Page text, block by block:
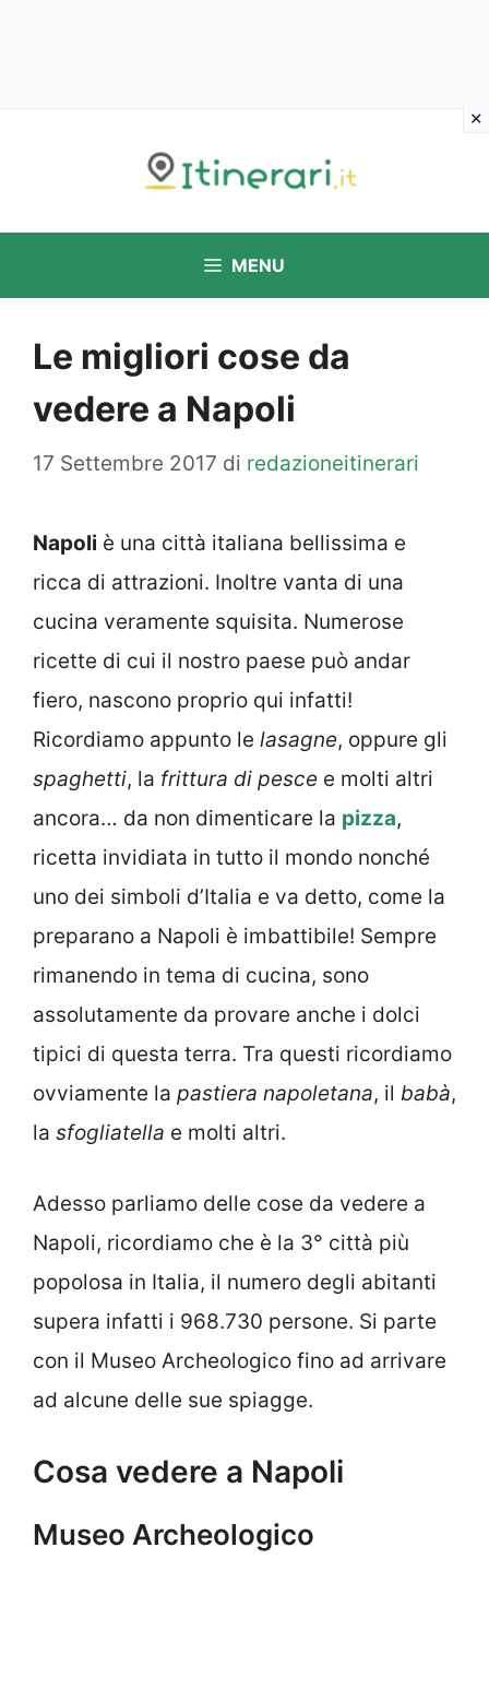
MENU
Le migliori cose da
vedere a Napoli
17 Settembre 2017 di redazioneitinerari
Napoli è una città italiana bellissima e
ricca di attrazioni. Inoltre vanta di una
cucina veramente squisita. Numerose
ricette di cui il nostro paese può andar
fiero, nascono proprio qui infatti!
Ricordiamo appunto le lasagne, oppure gli
spaghetti, la frittura di pesce e molti altri
ancora… da non dimenticare la pizza,
ricetta invidiata in tutto il mondo nonché
uno dei simboli d’Italia e va detto, come la
preparano a Napoli è imbattibile! Sempre
rimanendo in tema di cucina, sono
assolutamente da provare anche i dolci
tipici di questa terra. Tra questi ricordiamo
ovviamente la pastiera napoletana, il babà,
la sfogliatella e molti altri.
Adesso parliamo delle cose da vedere a
Napoli, ricordiamo che è la 3° città più
popolosa in Italia, il numero degli abitanti
supera infatti i 968.730 persone. Si parte
con il Museo Archeologico fino ad arrivare
ad alcune delle sue spiagge.
Cosa vedere a Napoli
Museo Archeologico